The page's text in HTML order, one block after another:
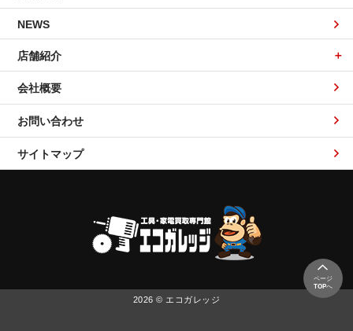
NEWS
店舗紹介
会社概要
お問い合わせ
サイトマップ
2026 © エコガレッジ
ページ
TOPへ